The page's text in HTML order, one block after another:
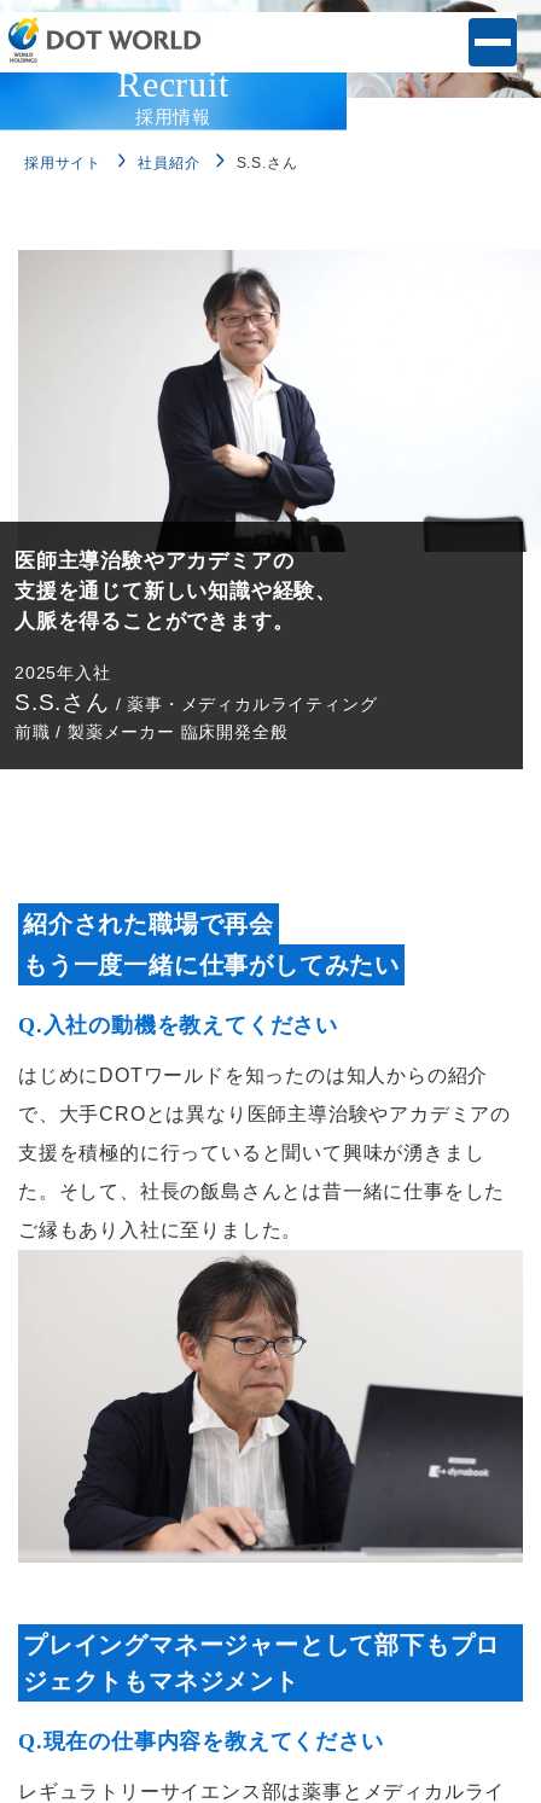
Recruit
採用情報
採用サイト 社員紹介 S.S.さん
医師主導治験やアカデミアの
支援を通じて新しい知識や経験、
人脈を得ることができます。
2025年入社
S.S.さん / 薬事・メディカルライティング
前職 / 製薬メーカー 臨床開発全般
紹介された職場で再会
もう一度一緒に仕事がしてみたい
Q.入社の動機を教えてください
はじめにDOTワールドを知ったのは知人からの紹介
で、大手CROとは異なり医師主導治験やアカデミアの
支援を積極的に行っていると聞いて興味が湧きまし
た。そして、社長の飯島さんとは昔一緒に仕事をした
ご縁もあり入社に至りました。
プレイングマネージャーとして部下もプロ
ジェクトもマネジメント
Q.現在の仕事内容を教えてください
レギュラトリーサイエンス部は薬事とメディカルライ